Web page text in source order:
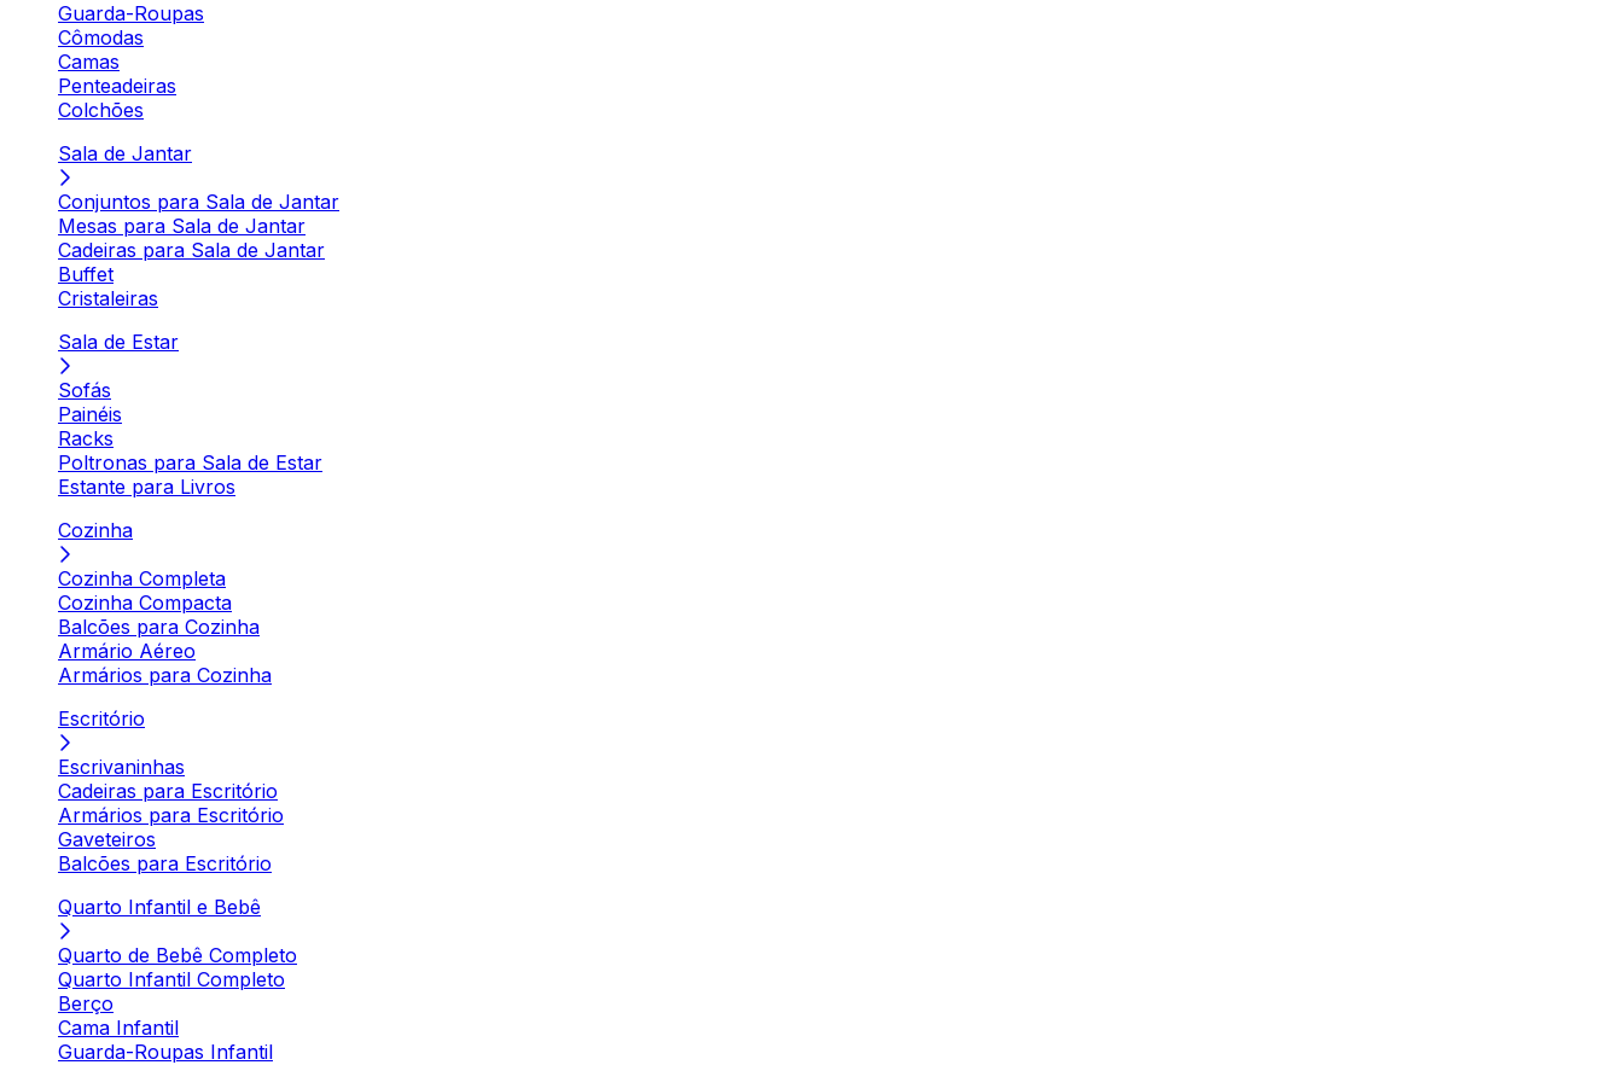
Guarda-Roupas
Cômodas
Camas
Penteadeiras
Colchões
Sala de Jantar
Conjuntos para Sala de Jantar
Mesas para Sala de Jantar
Cadeiras para Sala de Jantar
Buffet
Cristaleiras
Sala de Estar
Sofás
Painéis
Racks
Poltronas para Sala de Estar
Estante para Livros
Cozinha
Cozinha Completa
Cozinha Compacta
Balcões para Cozinha
Armário Aéreo
Armários para Cozinha
Escritório
Escrivaninhas
Cadeiras para Escritório
Armários para Escritório
Gaveteiros
Balcões para Escritório
Quarto Infantil e Bebê
Quarto de Bebê Completo
Quarto Infantil Completo
Berço
Cama Infantil
Guarda-Roupas Infantil